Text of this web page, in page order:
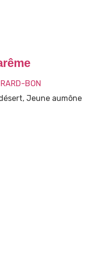
BON
Jeune aumône